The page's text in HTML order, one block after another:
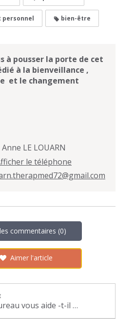
personnel bien-être
à pousser la porte de cet
à la bienveillance ,
et le changement
Anne LE LOUARN
le téléphone
commentaires (0)
Aimer l'article
Votre bureau vous aide -t-il à vous concentrer ? Le Feng Shui au service de votre activité professionnelle